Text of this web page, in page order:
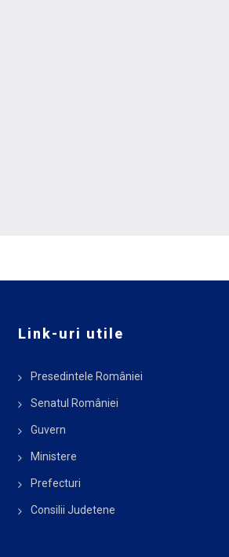
Link-uri utile
Presedintele României
Senatul României
Guvern
Ministere
Prefecturi
Consilii Judetene